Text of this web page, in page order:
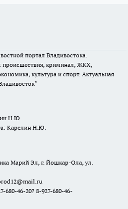
портал Владивостока.
происшествия, криминал, ЖКХ,
культура и спорт. Актуальная
Н.Ю
Карелин Н.Ю.
Марий Эл, г. Йошкар-Ола, ул.
680-46-20? 8-927-680-46-